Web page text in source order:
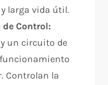
larga vida útil.
Control:
un circuito de
Controlan la